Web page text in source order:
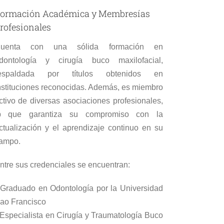
Académica y Membresías
con una sólida formación en
y cirugía buco maxilofacial,
por títulos obtenidos en
reconocidas. Además, es miembro
de diversas asociaciones profesionales,
que garantiza su compromiso con la
y el aprendizaje continuo en su
sus credenciales se encuentran:
en Odontología por la Universidad
Francisco
en Cirugía y Traumatología Buco